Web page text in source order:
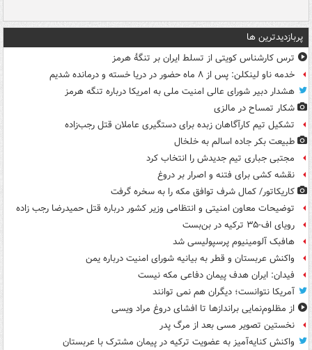
پربازدیدترین ها
ترس کارشناس کویتی از تسلط ایران بر تنگۀ هرمز
خدمه ناو لینکلن: پس از ۸ ماه حضور در دریا خسته و درمانده‌ شدیم
هشدار دبیر شورای عالی امنیت ملی به امریکا درباره تنگه هرمز
شکار تمساح در مالزی
تشکیل تیم کارآگاهان زبده برای دستگیری عاملان قتل رجب‌زاده
طبیعت بکر جاده اسالم به خلخال
مجتبی جباری تیم جدیدش را انتخاب کرد
نقشه کشی برای فتنه و اصرار بر دروغ
کاریکاتور/ کمال شرف توافق مکه را به سخره گرفت
توضیحات معاون امنیتی و انتظامی وزیر کشور درباره قتل حمیدرضا رجب زاده
رویای اف-۳۵ ترکیه در بن‌بست
هافبک آلومینیوم پرسپولیسی شد
واکنش عربستان و قطر به بیانیه شورای امنیت درباره یمن
فیدان: ایران هدف پیمان دفاعی مکه نیست
آمریکا نتوانست؛ دیگران هم نمی توانند
از مظلوم‌نمایی براندازها تا افشای دروغ مراد ویسی
نخستین تصویر مسی بعد از مرگ پدر
واکنش کنایه‌آمیز به عضویت ترکیه در پیمان مشترک با عربستان